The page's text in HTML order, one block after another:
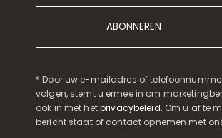
ABONNEREN
* Door uw e-mailadres of
volgen, stemt u ermee in om
ook in met hetprivacybeleid. Om u af te
bericht staat of contact opnemen met